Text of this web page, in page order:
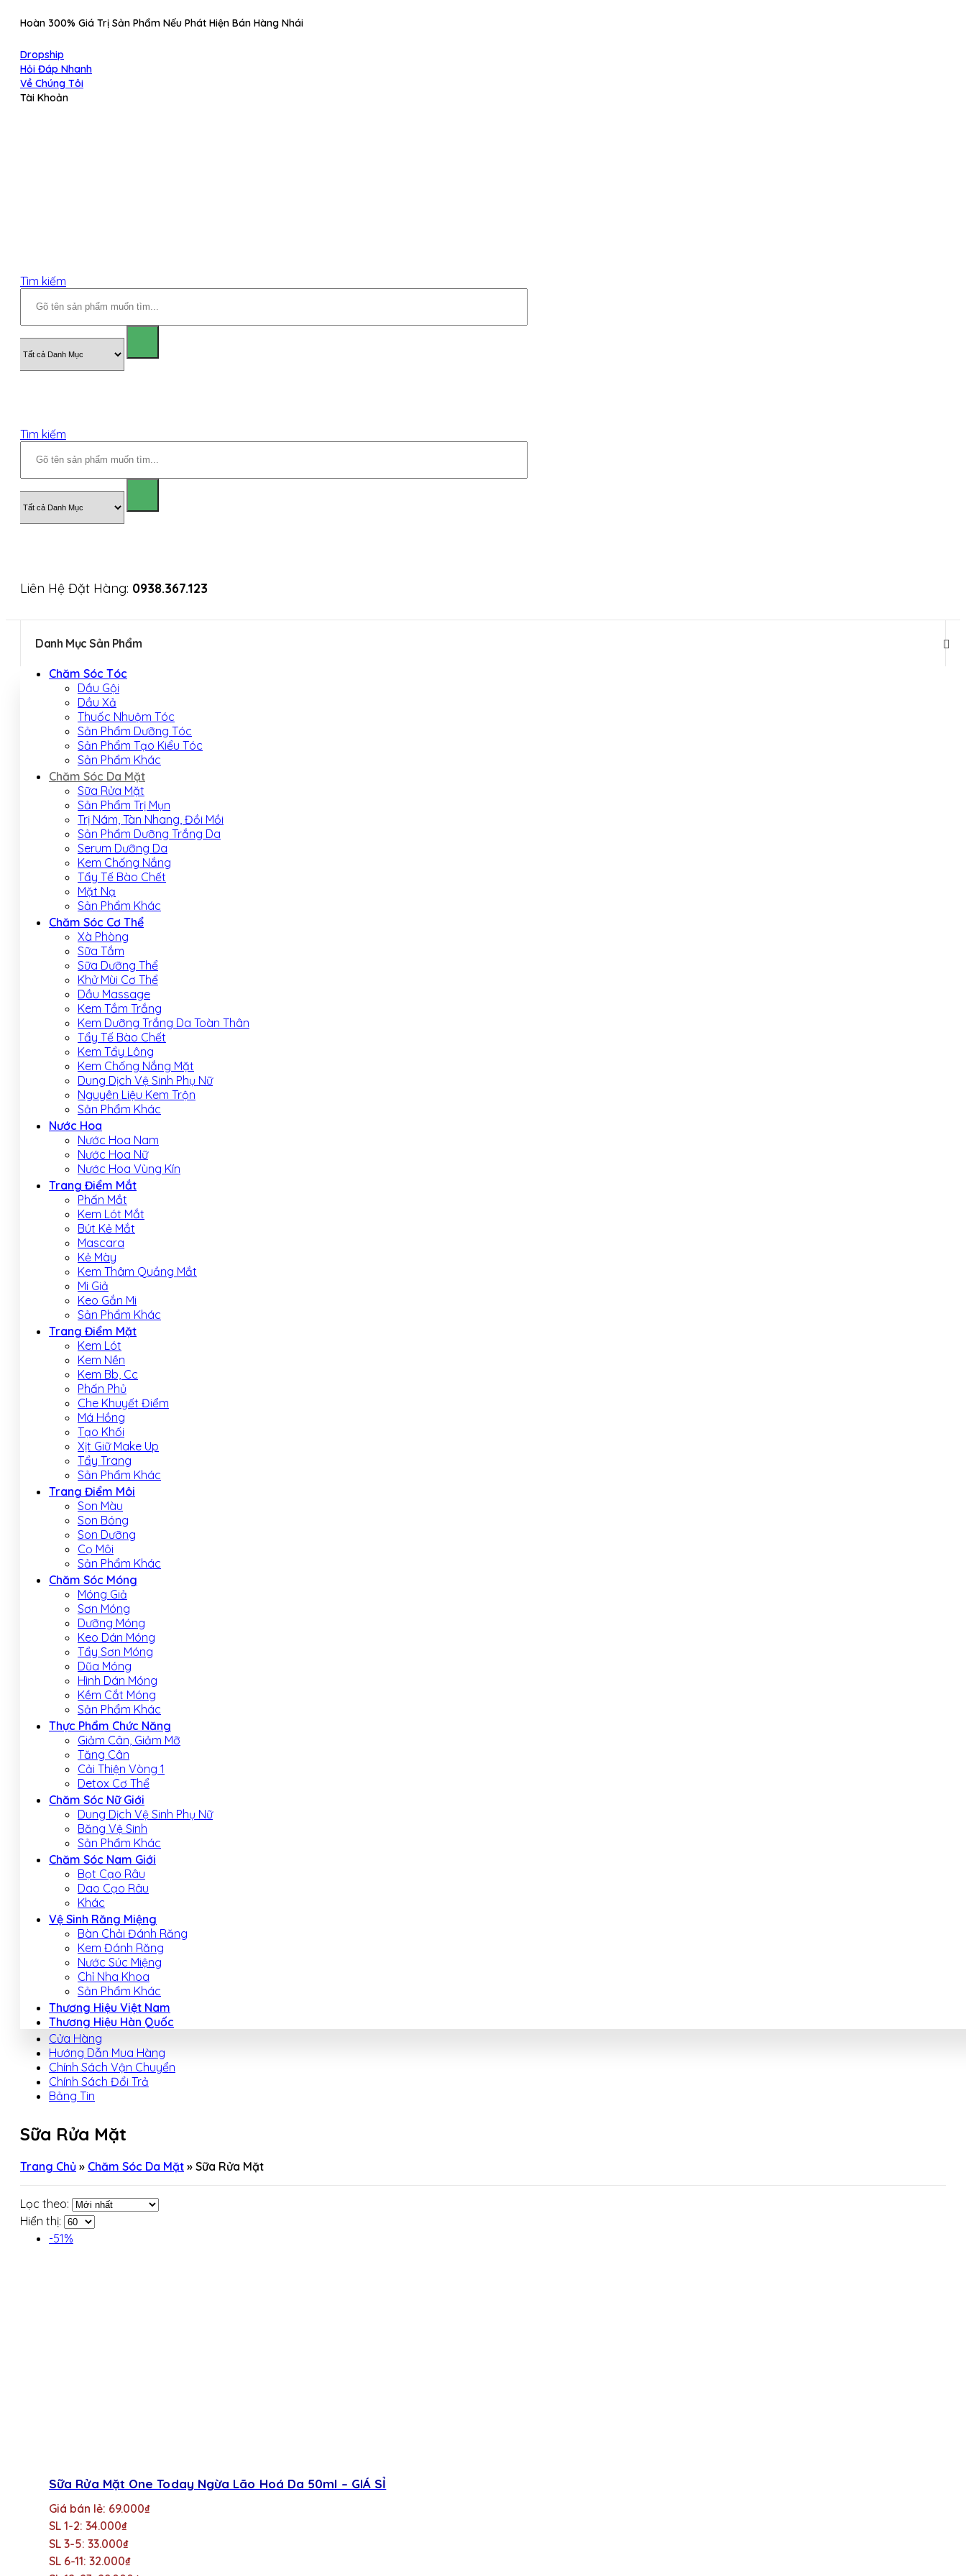
Hoàn 300% Giá Trị Sản Phẩm Nếu Phát Hiện Bán Hàng Nhái
Dropship
Hỏi Đáp Nhanh
Về Chúng Tôi
Tài Khoản
Tìm kiếm
Tìm kiếm
Liên Hệ Đặt Hàng: 0938.367.123
Danh Mục Sản Phẩm
Chăm Sóc Tóc
Dầu Gội
Dầu Xả
Thuốc Nhuộm Tóc
Sản Phẩm Dưỡng Tóc
Sản Phẩm Tạo Kiểu Tóc
Sản Phẩm Khác
Chăm Sóc Da Mặt
Sữa Rửa Mặt
Sản Phẩm Trị Mụn
Trị Nám, Tàn Nhang, Đồi Mồi
Sản Phẩm Dưỡng Trắng Da
Serum Dưỡng Da
Kem Chống Nắng
Tẩy Tế Bào Chết
Mặt Nạ
Sản Phẩm Khác
Chăm Sóc Cơ Thể
Xà Phòng
Sữa Tắm
Sữa Dưỡng Thể
Khử Mùi Cơ Thể
Dầu Massage
Kem Tắm Trắng
Kem Dưỡng Trắng Da Toàn Thân
Tẩy Tế Bào Chết
Kem Tẩy Lông
Kem Chống Nắng Mặt
Dung Dịch Vệ Sinh Phụ Nữ
Nguyên Liệu Kem Trộn
Sản Phẩm Khác
Nước Hoa
Nước Hoa Nam
Nước Hoa Nữ
Nước Hoa Vùng Kín
Trang Điểm Mắt
Phấn Mắt
Kem Lót Mắt
Bút Kẻ Mắt
Mascara
Kẻ Mày
Kem Thâm Quầng Mắt
Mi Giả
Keo Gắn Mi
Sản Phẩm Khác
Trang Điểm Mặt
Kem Lót
Kem Nền
Kem Bb, Cc
Phấn Phủ
Che Khuyết Điểm
Má Hồng
Tạo Khối
Xịt Giữ Make Up
Tẩy Trang
Sản Phẩm Khác
Trang Điểm Môi
Son Màu
Son Bóng
Son Dưỡng
Cọ Môi
Sản Phẩm Khác
Chăm Sóc Móng
Móng Giả
Sơn Móng
Dưỡng Móng
Keo Dán Móng
Tẩy Sơn Móng
Dũa Móng
Hình Dán Móng
Kềm Cắt Móng
Sản Phẩm Khác
Thực Phẩm Chức Năng
Giảm Cân, Giảm Mỡ
Tăng Cân
Cải Thiện Vòng 1
Detox Cơ Thể
Chăm Sóc Nữ Giới
Dung Dịch Vệ Sinh Phụ Nữ
Băng Vệ Sinh
Sản Phẩm Khác
Chăm Sóc Nam Giới
Bọt Cạo Râu
Dao Cạo Râu
Khác
Vệ Sinh Răng Miệng
Bàn Chải Đánh Răng
Kem Đánh Răng
Nước Súc Miệng
Chỉ Nha Khoa
Sản Phẩm Khác
Thương Hiệu Việt Nam
Thương Hiệu Hàn Quốc
Cửa Hàng
Hướng Dẫn Mua Hàng
Chính Sách Vận Chuyển
Chính Sách Đổi Trả
Bảng Tin
Sữa Rửa Mặt
Trang Chủ » Chăm Sóc Da Mặt » Sữa Rửa Mặt
Lọc theo:
Hiển thị:
-51%
Sữa Rửa Mặt One Today Ngừa Lão Hoá Da 50ml – GIÁ SỈ
Giá bán lẻ: 69.000₫
SL 1-2: 34.000₫
SL 3-5: 33.000₫
SL 6-11: 32.000₫